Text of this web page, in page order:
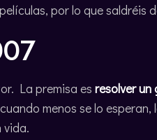
por lo que saldréis
La premisa es resolver
menos se lo
vida.